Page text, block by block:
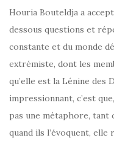
Houria Bouteldja a
dessous questions et
constante et du monde
extrémiste, dont les
qu’elle est la Lénine des
impressionnant, c’est
pas une métaphore, tant
quand ils l’évoquent,